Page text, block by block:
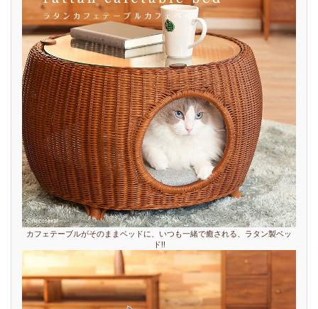
カフェテーブルがそのままベッドに、いつも一緒で癒される、ラタン製ベッ
ド!!